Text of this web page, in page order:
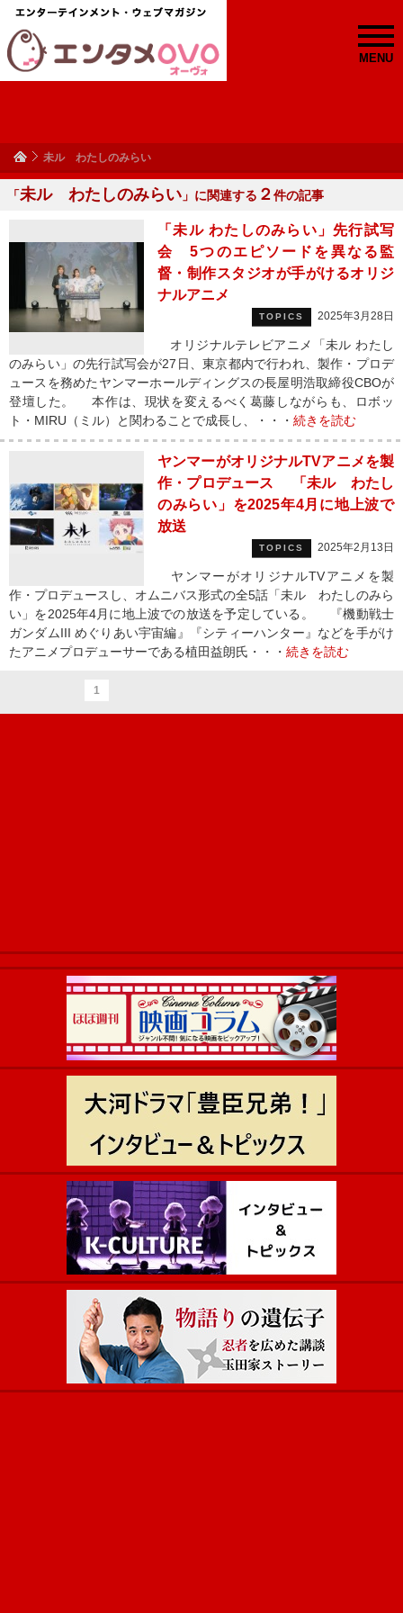
MENU
未ル わたしのみらい
「未ル わたしのみらい 」に関連する ２件の記事
「未ル わたしのみらい」先行試写
会 5つのエピソードを異なる監
督・制作スタジオが手がけるオリジ
ナルアニメ
TOPICS 2025年3月28日
オリジナルテレビアニメ「未ル わたし
のみらい」の先行試写会が27日、東京都内で行われ、製作・プロデ
ュースを務めたヤンマーホールディングスの長屋明浩取締役CBOが
登壇した。 本作は、現状を変えるべく葛藤しながらも、ロボッ
ト・MIRU（ミル）と関わることで成長し、・・・ 続きを読む
ヤンマーがオリジナルTVアニメを製
作・プロデュース 「未ル わたし
のみらい」を2025年4月に地上波で
放送
TOPICS 2025年2月13日
ヤンマーがオリジナルTVアニメを製
作・プロデュースし、オムニバス形式の全5話「未ル わたしのみら
い」を2025年4月に地上波での放送を予定している。 『機動戦士
ガンダムIII めぐりあい宇宙編』『シティーハンター』などを手がけ
たアニメプロデューサーである植田益朗氏・・・ 続きを読む
1